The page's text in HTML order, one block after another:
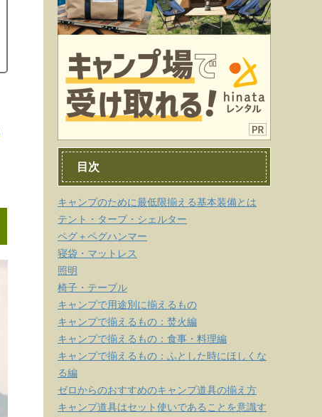
目次
キャンプのために最低限揃える基本装備とは
テント・タープ・シェルター
ペグ＋ペグハンマー
寝袋・マットレス
照明
椅子・テーブル
キャンプで用途別に揃えるもの
キャンプで揃えるもの：焚火編
キャンプで揃えるもの：食事・料理編
キャンプで揃えるもの：ふとした時にほしくな
る編
ゼロからのおすすめのキャンプ道具の揃え方
キャンプ道具はセット使いであることを意識す